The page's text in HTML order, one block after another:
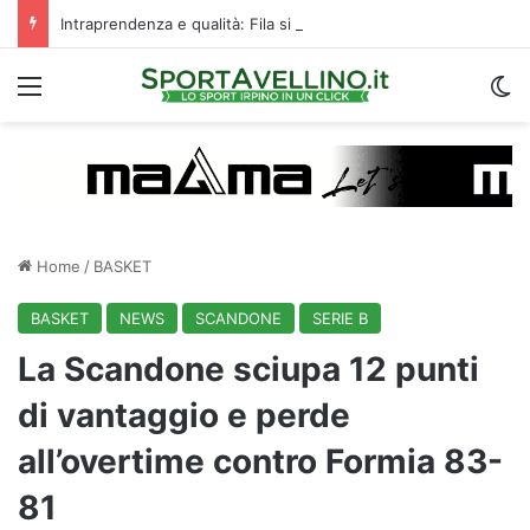
Menu
Home / BASKET
BASKET NEWS SCANDONE SERIE B
La Scandone sciupa 12 punti
di vantaggio e perde
all’overtime contro Formia 83-
81